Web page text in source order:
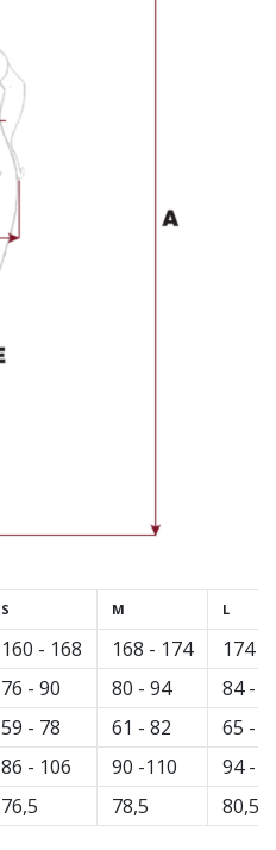
S
160 - 168
76 - 90
59 - 78
86 - 106
76,5
M
168 - 174
80 - 94
61 - 82
90 -110
78,5
L
174 -
84 -
65 -
94 -
80,5